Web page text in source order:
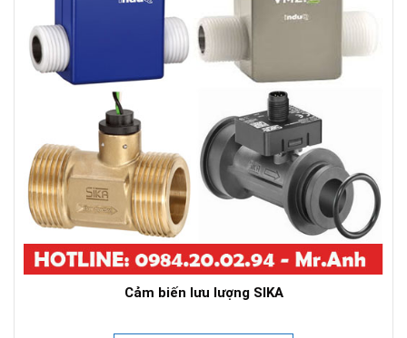
Cảm biến lưu lượng SIKA